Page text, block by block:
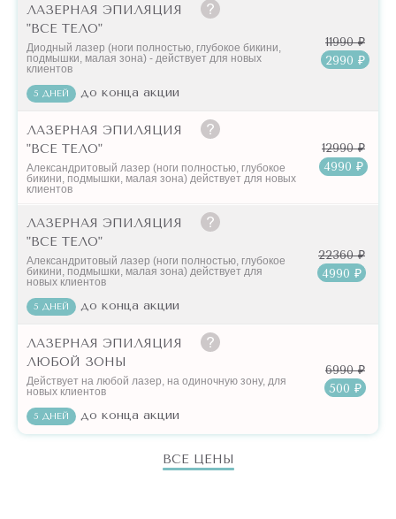
ЛАЗЕРНАЯ ЭПИЛЯЦИЯ
"ВСЕ ТЕЛО"
Диодный лазер (ноги полностью, глубокое бикини,
подмышки, малая зона) - действует для новых
клиентов
5 ДНЕЙ до конца акции
11990 ₽
2990 ₽
ЛАЗЕРНАЯ ЭПИЛЯЦИЯ
"ВСЕ ТЕЛО"
Александритовый лазер (ноги полностью, глубокое
бикини, подмышки, малая зона) действует для новых
клиентов
12990 ₽
4990 ₽
ЛАЗЕРНАЯ ЭПИЛЯЦИЯ
"ВСЕ ТЕЛО"
Александритовый лазер (ноги полностью, глубокое
бикини, подмышки, малая зона) действует для
новых клиентов
5 ДНЕЙ до конца акции
22360 ₽
4990 ₽
ЛАЗЕРНАЯ ЭПИЛЯЦИЯ
ЛЮБОЙ ЗОНЫ
Действует на любой лазер, на одиночную зону, для
новых клиентов
5 ДНЕЙ до конца акции
6990 ₽
500 ₽
ВСЕ ЦЕНЫ